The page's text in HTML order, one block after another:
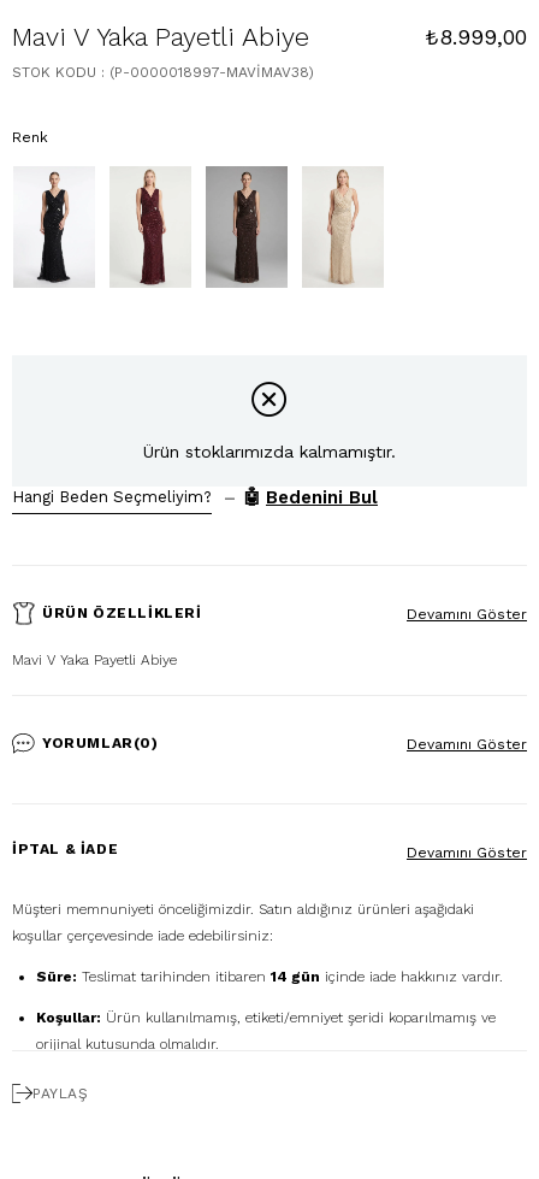
Mavi V Yaka Payetli Abiye ₺8.999,00
STOK KODU (P-0000018997-MAVİMAV38)
Renk
Ürün stoklarımızda kalmamıştır.
Hangi Beden Seçmeliyim? – 🤖 Bedenini Bul
ÜRÜN ÖZELLIKLERI
Mavi V Yaka Payetli Abiye
Devamını Göster
YORUMLAR(0) Devamını Göster
İPTAL & İADE
Müşteri memnuniyeti önceliğimizdir. Satın aldığınız ürünleri aşağıdaki
koşullar çerçevesinde iade edebilirsiniz:
Süre: Teslimat tarihinden itibaren 14 gün içinde iade hakkınız vardır.
Koşullar: Ürün kullanılmamış, etiketi/emniyet şeridi koparılmamış ve
orijinal kutusunda olmalıdır.
Ücretsiz Gönderim:
Devamını Göster
PAYLAŞ